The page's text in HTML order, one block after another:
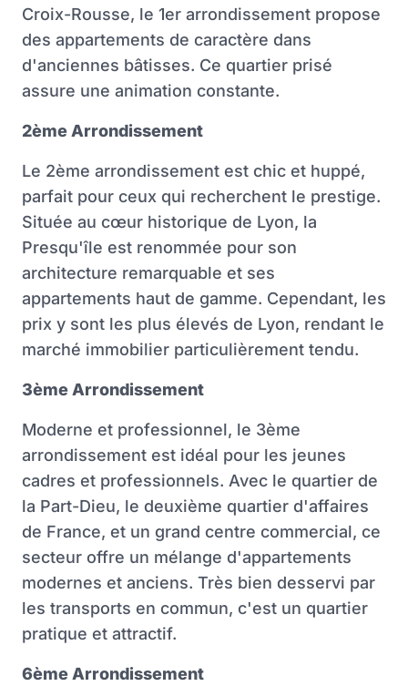
Croix-Rousse, le 1er arrondissement propose
des appartements de caractère dans
d'anciennes bâtisses. Ce quartier prisé
assure une animation constante.
2ème Arrondissement
Le 2ème arrondissement est chic et huppé,
parfait pour ceux qui recherchent le prestige.
Située au cœur historique de Lyon, la
Presqu'île est renommée pour son
architecture remarquable et ses
appartements haut de gamme. Cependant, les
prix y sont les plus élevés de Lyon, rendant le
marché immobilier particulièrement tendu.
3ème Arrondissement
Moderne et professionnel, le 3ème
arrondissement est idéal pour les jeunes
cadres et professionnels. Avec le quartier de
la Part-Dieu, le deuxième quartier d'affaires
de France, et un grand centre commercial, ce
secteur offre un mélange d'appartements
modernes et anciens. Très bien desservi par
les transports en commun, c'est un quartier
pratique et attractif.
6ème Arrondissement